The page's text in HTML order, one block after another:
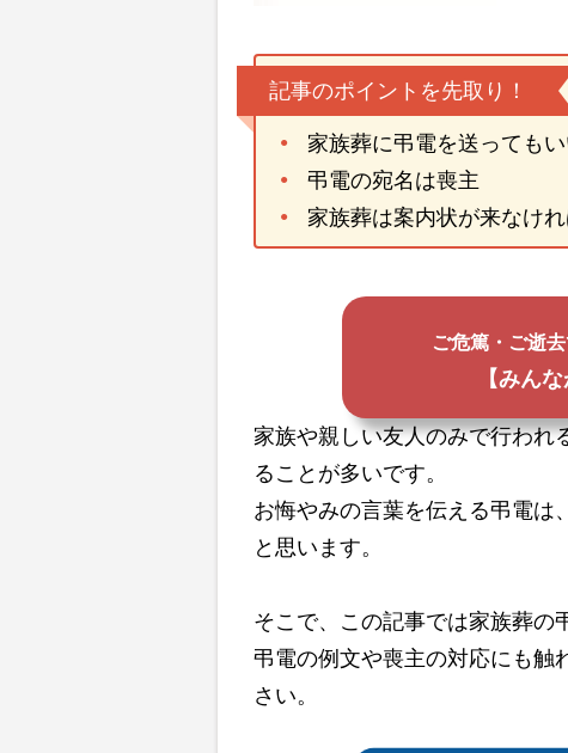
記事のポイントを先取り！
家族葬に弔電を送っても
弔電の宛名は喪主
家族葬は案内状が来なけ
ご危篤・ご逝
【みん
家族や親しい友人のみで行われ
ることが多いです。
お悔やみの言葉を伝える弔電は
と思います。
そこで、この記事では家族葬の
弔電の例文や喪主の対応にも触
さい。